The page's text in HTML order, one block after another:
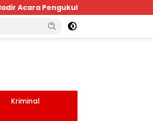
Bima Dompu Tingkatkan
Kriminal